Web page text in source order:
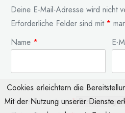
Deine E-Mail-Adresse wird nicht
Erforderliche Felder sind mit *
Name * E-
Deine Bewertung*
Cookies erleichtern die
Mit der Nutzung unserer Dienste